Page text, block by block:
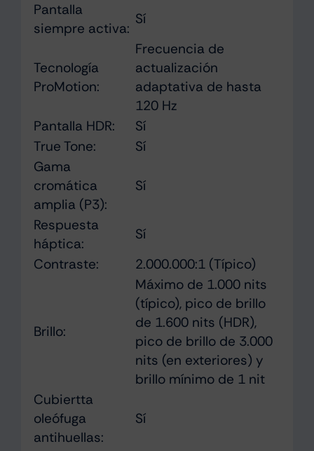
Pantalla
siempre activa:
Sí
Tecnología
ProMotion:
Frecuencia de
actualización
adaptativa de hasta
120 Hz
Pantalla HDR:
Sí
True Tone:
Sí
Gama
cromática
amplia (P3):
Sí
Respuesta
háptica:
Sí
Contraste:
2.000.000:1 (Típico)
Brillo:
Máximo de 1.000 nits
(típico), pico de brillo
de 1.600 nits (HDR),
pico de brillo de 3.000
nits (en exteriores) y
brillo mínimo de 1 nit
Cubiertta
oleófuga
antihuellas:
Sí